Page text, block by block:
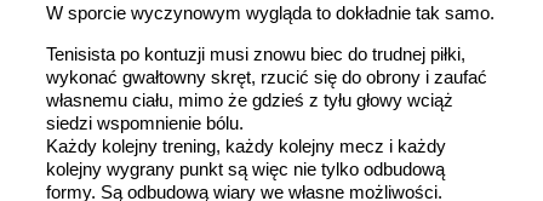
W sporcie wyczynowym wygląda to dokładnie tak samo.
Tenisista po kontuzji musi znowu biec do trudnej piłki,
wykonać gwałtowny skręt, rzucić się do obrony i zaufać
własnemu ciału, mimo że gdzieś z tyłu głowy wciąż
siedzi wspomnienie bólu.
Każdy kolejny trening, każdy kolejny mecz i każdy
kolejny wygrany punkt są więc nie tylko odbudową
formy. Są odbudową wiary we własne możliwości.